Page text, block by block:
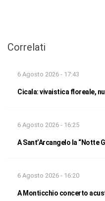
Correlati
6 Agosto 2026 - 17:43
Cicala: vivaistica floreale,
6 Agosto 2026 - 16:25
A Sant’Arcangelo la “Notte
6 Agosto 2026 - 16:20
A Monticchio concerto